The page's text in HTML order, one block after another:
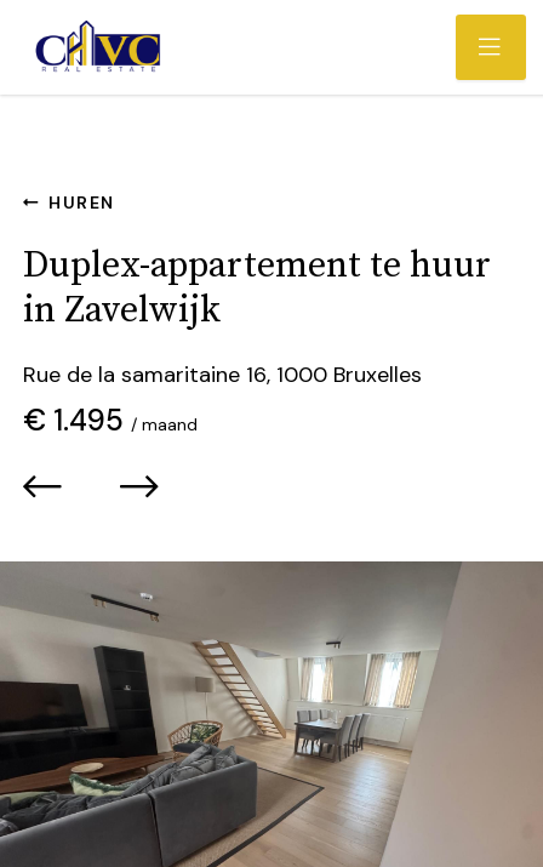
HUREN
Duplex-appartement te huur
in Zavelwijk
Rue de la samaritaine 16, 1000 Bruxelles
€ 1.495 / maand